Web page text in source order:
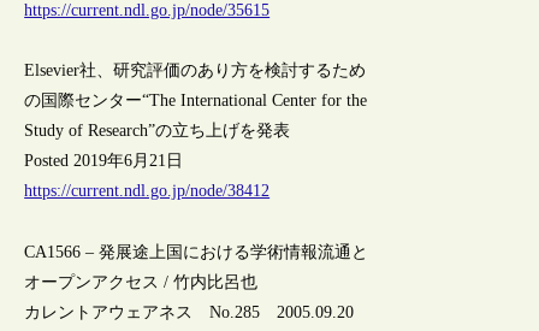
https://current.ndl.go.jp/node/35615
Elsevier社、研究評価のあり方を検討するため
の国際センター“The International Center for the
Study of Research”の立ち上げを発表
Posted 2019年6月21日
https://current.ndl.go.jp/node/38412
CA1566 – 発展途上国における学術情報流通と
オープンアクセス / 竹内比呂也
カレントアウェアネス No.285 2005.09.20